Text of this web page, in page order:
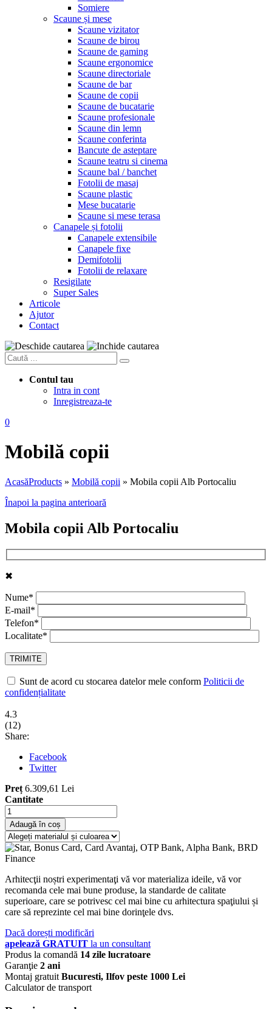
Somiere
Scaune și mese
Scaune vizitator
Scaune de birou
Scaune de gaming
Scaune ergonomice
Scaune directoriale
Scaune de bar
Scaune de copii
Scaune de bucatarie
Scaune profesionale
Scaune din lemn
Scaune conferinta
Bancute de asteptare
Scaune teatru si cinema
Scaune bal / banchet
Fotolii de masaj
Scaune plastic
Mese bucatarie
Scaune si mese terasa
Canapele și fotolii
Canapele extensibile
Canapele fixe
Demifotolii
Fotolii de relaxare
Resigilate
Super Sales
Articole
Ajutor
Contact
Contul tau
Intra in cont
Inregistreaza-te
0
Mobilă copii
AcasăProducts » Mobilă copii » Mobila copii Alb Portocaliu
Înapoi la pagina anterioară
Mobila copii Alb Portocaliu
✖
Nume*
E-mail*
Telefon*
Localitate*
Sunt de acord cu stocarea datelor mele conform Politicii de
confidențialitate
4.3
(12)
Share:
Facebook
Twitter
Preț 6.309,61 Lei
Cantitate
Adaugă în coș
Arhitecţii noștri experimentaţi vă vor materializa ideile, vă vor
recomanda cele mai bune produse, la standarde de calitate
superioare, care se potrivesc cel mai bine cu arhitectura spaţiului și
care să reprezinte cel mai bine dorinţele dvs.
Dacă dorești modificări
apelează GRATUIT la un consultant
Produs la comandă 14 zile lucratoare
Garanţie 2 ani
Montaj gratuit Bucuresti, Ilfov peste 1000 Lei
Calculator de transport